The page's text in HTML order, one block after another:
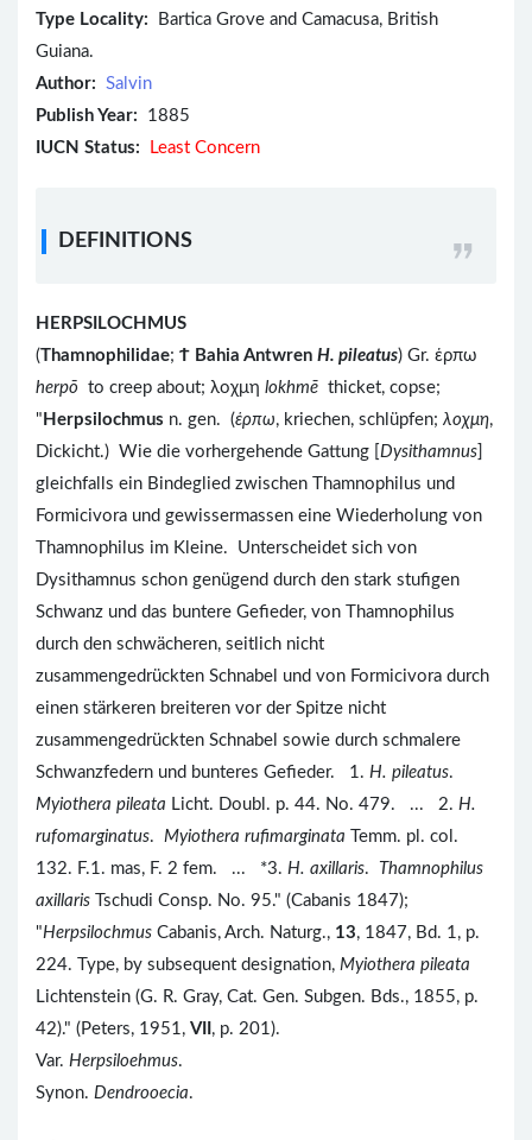
Type Locality: Bartica Grove and Camacusa, British
Guiana.
Author: Salvin
Publish Year: 1885
IUCN Status:
Least Concern
DEFINITIONS
HERPSILOCHMUS
(Thamnophilidae; Ϯ Bahia Antwren H. pileatus) Gr. ἑρπω
herpō to creep about; λοχμη lokhmē thicket, copse;
" Herpsilochmus n. gen. (ἑρπω, kriechen, schlüpfen; λοχμη,
Dickicht.) Wie die vorhergehende Gattung [ Dysithamnus
gleichfalls ein Bindeglied zwischen Thamnophilus und
Formicivora und gewissermassen eine Wiederholung von
Thamnophilus im Kleine. Unterscheidet sich von
Dysithamnus schon genügend durch den stark stufigen
Schwanz und das buntere Gefieder, von Thamnophilus
durch den schwächeren, seitlich nicht
zusammengedrückten Schnabel und von Formicivora durch
einen stärkeren breiteren vor der Spitze nicht
zusammengedrückten Schnabel sowie durch schmalere
Schwanzfedern und bunteres Gefieder. 1. H. pileatus.
Myiothera pileata Licht. Doubl. p. 44. No. 479. ... 2. H.
rufomarginatus. Myiothera rufimarginata Temm. pl. col.
132. F.1. mas, F. 2 fem. ... *3. H. axillaris.
Thamnophilus
axillaris Tschudi Consp. No. 95." (Cabanis 1847);
"Herpsilochmus Cabanis, Arch. Naturg., 13, 1847, Bd. 1, p.
224. Type, by subsequent designation, Myiothera pileata
Lichtenstein (G. R. Gray, Cat. Gen. Subgen. Bds., 1855, p.
42)." (Peters, 1951, VII , p. 201).
Var. Herpsiloehmus.
Synon. Dendrooecia.